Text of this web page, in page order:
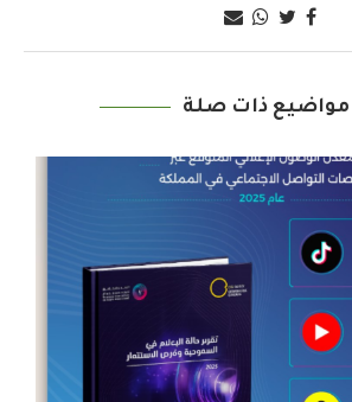
مواضيع ذات صلة